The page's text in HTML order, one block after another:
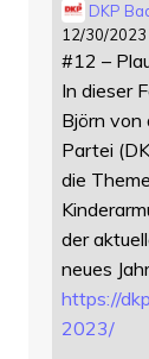
DKP
12/30/2023
#12 –
In dieser
Björn von
Partei
die
der
neues
https://
2023/